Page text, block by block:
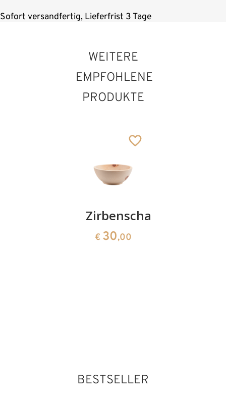
Sofort versandfertig, Lieferfrist 3 Tage
WEITERE
EMPFOHLENE
PRODUKTE
WeihnachtsbaumZirbenschale
€ 30,00
BESTSELLER